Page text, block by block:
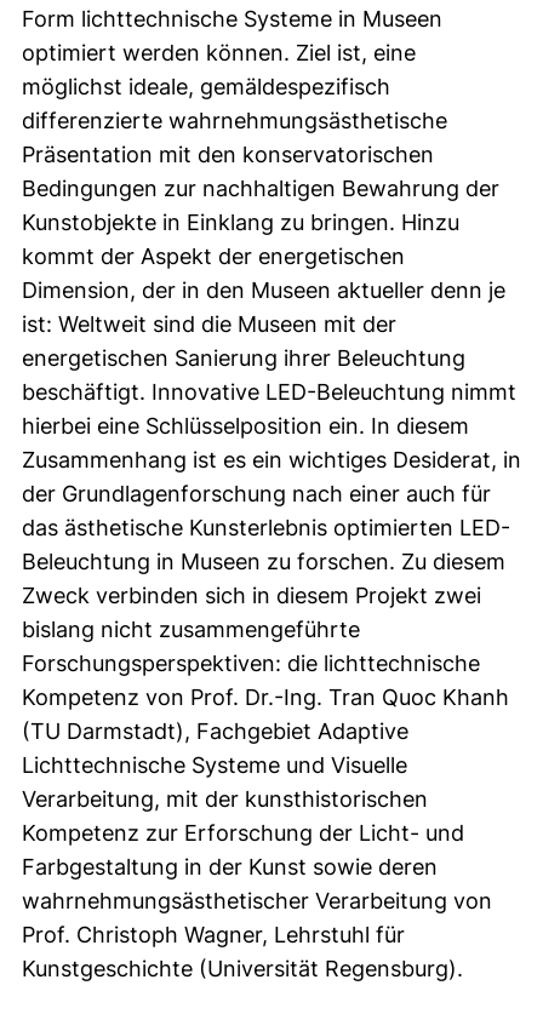
Form lichttechnische Systeme in Museen
optimiert werden können. Ziel ist, eine
möglichst ideale, gemäldespezifisch
differenzierte wahrnehmungsästhetische
Präsentation mit den konservatorischen
Bedingungen zur nachhaltigen Bewahrung der
Kunstobjekte in Einklang zu bringen. Hinzu
kommt der Aspekt der energetischen
Dimension, der in den Museen aktueller denn je
ist: Weltweit sind die Museen mit der
energetischen Sanierung ihrer Beleuchtung
beschäftigt. Innovative LED-Beleuchtung nimmt
hierbei eine Schlüsselposition ein. In diesem
Zusammenhang ist es ein wichtiges Desiderat, in
der Grundlagenforschung nach einer auch für
das ästhetische Kunsterlebnis optimierten LED-
Beleuchtung in Museen zu forschen. Zu diesem
Zweck verbinden sich in diesem Projekt zwei
bislang nicht zusammengeführte
Forschungsperspektiven: die lichttechnische
Kompetenz von Prof. Dr.-Ing. Tran Quoc Khanh
(TU Darmstadt), Fachgebiet Adaptive
Lichttechnische Systeme und Visuelle
Verarbeitung, mit der kunsthistorischen
Kompetenz zur Erforschung der Licht- und
Farbgestaltung in der Kunst sowie deren
wahrnehmungsästhetischer Verarbeitung von
Prof. Christoph Wagner, Lehrstuhl für
Kunstgeschichte (Universität Regensburg).